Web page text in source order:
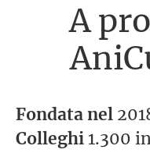
A
Fondata nel
Colleghi 1.300